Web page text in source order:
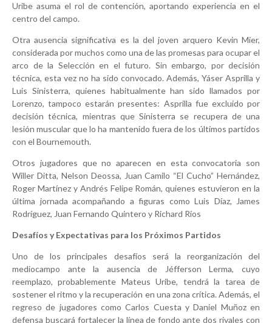
Uribe asuma el rol de contención, aportando experiencia en el
centro del campo.
Otra ausencia significativa es la del joven arquero Kevin Mier,
considerada por muchos como una de las promesas para ocupar el
arco de la Selección en el futuro. Sin embargo, por decisión
técnica, esta vez no ha sido convocado. Además, Yáser Asprilla y
Luis Sinisterra, quienes habitualmente han sido llamados por
Lorenzo, tampoco estarán presentes: Asprilla fue excluido por
decisión técnica, mientras que Sinisterra se recupera de una
lesión muscular que lo ha mantenido fuera de los últimos partidos
con el Bournemouth.
Otros jugadores que no aparecen en esta convocatoria son
Willer Ditta, Nelson Deossa, Juan Camilo “El Cucho” Hernández,
Roger Martínez y Andrés Felipe Román, quienes estuvieron en la
última jornada acompañando a figuras como Luis Díaz, James
Rodríguez, Juan Fernando Quintero y Richard Ríos
Desafíos y Expectativas para los Próximos Partidos
Uno de los principales desafíos será la reorganización del
mediocampo ante la ausencia de Jéfferson Lerma, cuyo
reemplazo, probablemente Mateus Uribe, tendrá la tarea de
sostener el ritmo y la recuperación en una zona crítica. Además, el
regreso de jugadores como Carlos Cuesta y Daniel Muñoz en
defensa buscará fortalecer la línea de fondo ante dos rivales con